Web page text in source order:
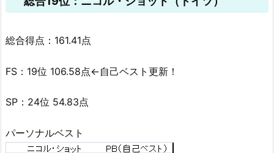
総合得点：161.41点
FS：19位 106.58点←自己ベスト更新！
SP：24位 54.83点
パーソナルベスト